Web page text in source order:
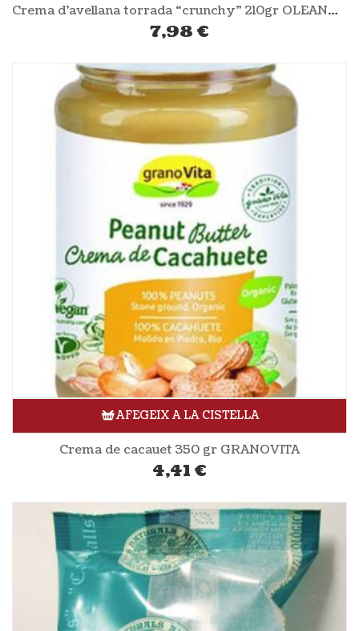
Crema d’avellana torrada “crunchy” 210gr OLEANDER
7,98 €
AFEGEIX A LA CISTELLA
Crema de cacauet 350 gr GRANOVITA
4,41 €